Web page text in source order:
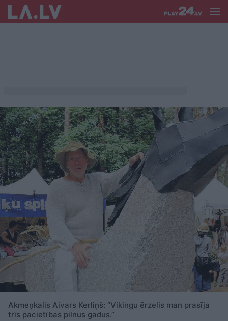
Akmeņkalis Aivars Kerliņš: “Vikingu ērzelis man prasīja
trīs pacietības pilnus gadus.”